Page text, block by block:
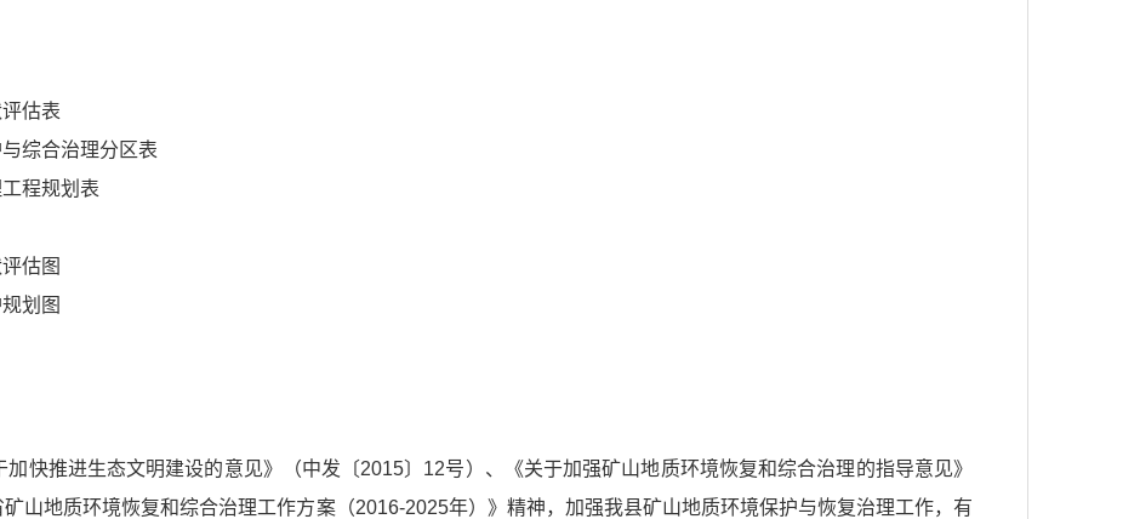
估表
综合治理分区表
程规划表
估图
划图
快推进生态文明建设的意见》（中发〔2015〕12号）、《关于加强矿山地质环境恢复和综合治理的指导意见》
矿山地质环境恢复和综合治理工作方案（2016-2025年）》精神，加强我县矿山地质环境保护与恢复治理工作，有